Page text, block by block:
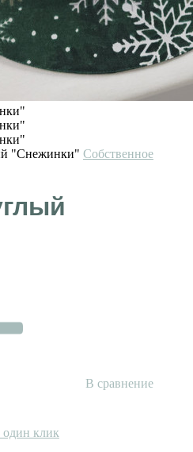
"Снежинки" Собственное
В сравнение
один клик